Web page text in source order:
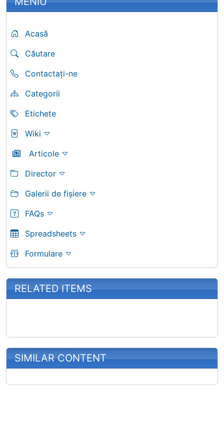
Acasă
Căutare
Contactați-ne
Categorii
Etichete
Wiki
Articole
Director
Galerii de fișiere
FAQs
Spreadsheets
Formulare
RELATED ITEMS
SIMILAR CONTENT